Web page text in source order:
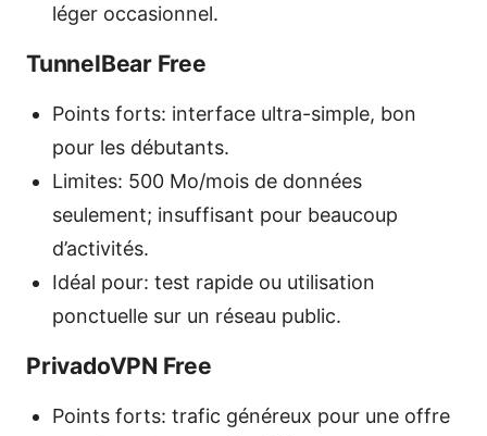
léger occasionnel.
TunnelBear Free
Points forts: interface ultra-simple, bon
pour les débutants.
Limites: 500 Mo/mois de données
seulement; insuffisant pour beaucoup
d’activités.
Idéal pour: test rapide ou utilisation
ponctuelle sur un réseau public.
PrivadoVPN Free
Points forts: trafic généreux pour une offre